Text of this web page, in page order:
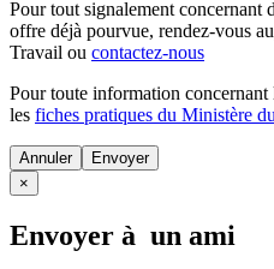
Pour tout signalement concernant
offre déjà pourvue, rendez-vous
Travail ou contactez-nous
Pour toute information concernant
les fiches pratiques du Ministère
Annuler
×
Envoyer à un ami